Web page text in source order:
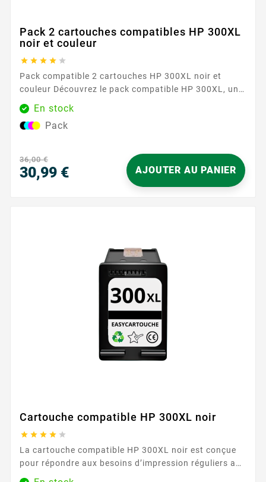
Pack 2 cartouches compatibles HP 300XL
noir et couleur
    
Pack compatible 2 cartouches HP 300XL noir et
couleur Découvrez le pack compatible HP 300XL, une
solution économique et performante pour vos
besoins d'impression. Ce pack comprend deux
cartouches d'encre haute capacité, une noire et une
capacité...
En stock
Pack
36,00 €
30,99 € AJOUTER AU PANIER
Cartouche compatible HP 300XL noir
    
La cartouche compatible HP 300XL noir est conçue
pour répondre aux besoins d’impression réguliers au
bureau, à la maison ou en télétravail. Adaptée aux